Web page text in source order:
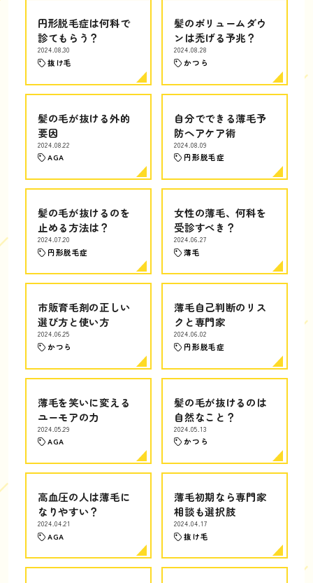
円形脱毛症は何科で
診てもらう？
2024.08.30
抜け毛
髪のボリュームダウ
ンは禿げる予兆？
2024.08.28
かつら
髪の毛が抜ける外的
要因
2024.08.22
AGA
自分でできる薄毛予
防ヘアケア術
2024.08.09
円形脱毛症
髪の毛が抜けるのを
止める方法は？
2024.07.20
円形脱毛症
女性の薄毛、何科を
受診すべき？
2024.06.27
薄毛
市販育毛剤の正しい
選び方と使い方
2024.06.25
かつら
薄毛自己判断のリス
クと専門家
2024.06.02
円形脱毛症
薄毛を笑いに変える
ユーモアの力
2024.05.29
AGA
髪の毛が抜けるのは
自然なこと？
2024.05.13
かつら
高血圧の人は薄毛に
なりやすい？
2024.04.21
AGA
薄毛初期なら専門家
相談も選択肢
2024.04.17
抜け毛